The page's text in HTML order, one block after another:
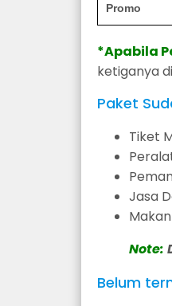
Promo
*Apabila
ketiganya
Paket
Tiket
Jasa
Note:
Belum